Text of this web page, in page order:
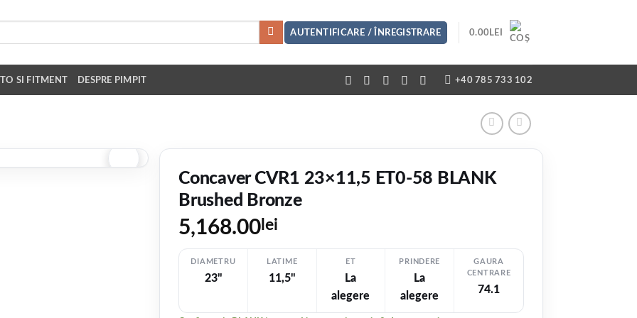
AUTENTIFICARE / ÎNREGISTRARE 0.00 LEI
SI FITMENT DESPRE PIMPIT +40 785 733 102
VEZI VIDEO
Concaver CVR1 23×11,5 ET0-58 BLANK
Brushed Bronze
5,168.00 lei
DIAMETRU
23"
LATIME
11,5"
ET
La
alegere
PRINDERE
La
alegere
GAURA
CENTRARE
74.1